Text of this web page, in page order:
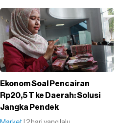
Ekonom Soal Pencairan
Rp20,5 T ke Daerah: Solusi
Jangka Pendek